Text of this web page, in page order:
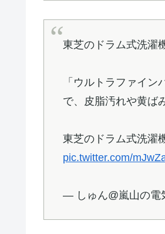
東芝のドラム式洗濯
「ウルトラファイ
で、皮脂汚れや黄ば
東芝のドラム式洗濯
pic.twitter.com/
— しゅん@嵐山の電